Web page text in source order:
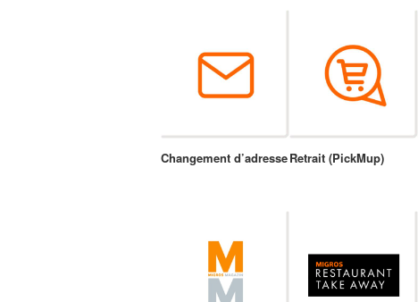
Changement d’adresseRetrait (PickMup)